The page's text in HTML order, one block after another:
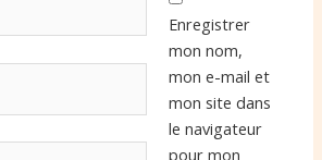
Enregistrer
mon nom,
mon e-mail et
mon site dans
le navigateur
pour mon